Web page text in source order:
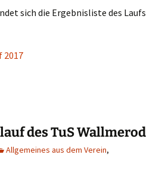
sich die Ergebnisliste des Laufs
2017
des TuS Wallmerod
Allgemeines aus dem Verein,